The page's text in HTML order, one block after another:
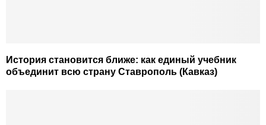
История становится ближе: как единый учебник
объединит всю страну Ставрополь (Кавказ)